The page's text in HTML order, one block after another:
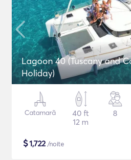
Lagoon 40 (Tuscany and
Holiday)
Catamarã
40 ft
12 m
8
$1,722/noite